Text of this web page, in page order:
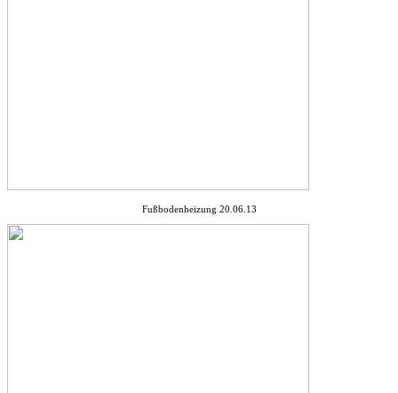
Fußbodenheizung 20.06.13